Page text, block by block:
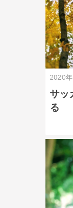
2020
サッ
る